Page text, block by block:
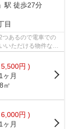
」駅 徒歩27分
目
つあるので電車での
いただける物件なの
円 )
1ヶ月
㎡
円 )
1ヶ月